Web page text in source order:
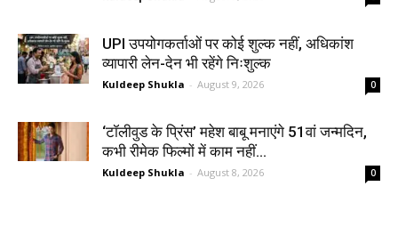
UPI उपयोगकर्ताओं पर कोई शुल्क नहीं, अधिकांश
व्यापारी लेन-देन भी रहेंगे निःशुल्क
Kuldeep Shukla - August 9, 2026 0
‘टॉलीवुड के प्रिंस’ महेश बाबू मनाएंगे 51वां जन्मदिन,
कभी रीमेक फिल्मों में काम नहीं...
Kuldeep Shukla - August 8, 2026 0